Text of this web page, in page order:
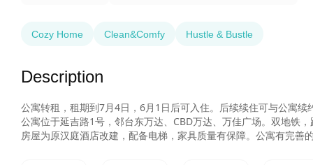
Cozy Home Clean&Comfy Hustle & Bustle
Description
公寓转租，租期到7月4日，6月1日后可入住。后续续住可与公寓
公寓位于延吉路1号，邻台东万达、CBD万达、万佳广场。双地铁
房屋为原汉庭酒店改建，配备电梯，家具质量有保障。公寓有完善